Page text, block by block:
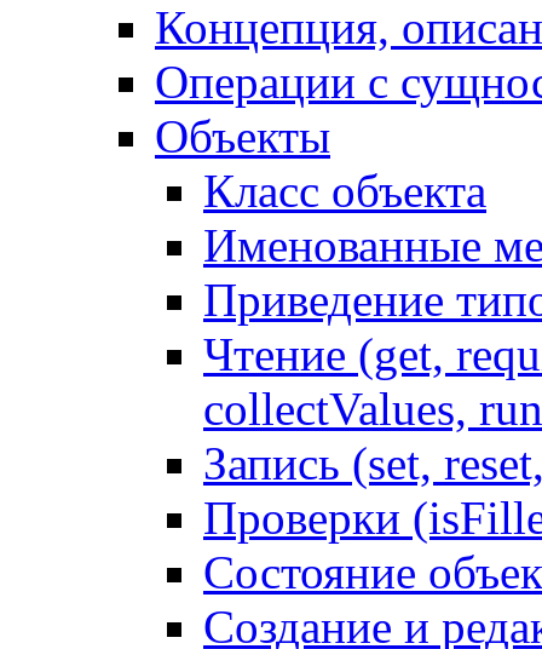
Концепция,
Операции с
Объекты
Класс объекта
Именованные
Приведение
Чтение (get,
collectValues,
Запись (set,
Проверки
Состояние
Создание и